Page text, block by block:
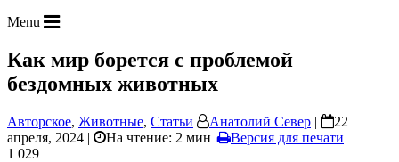
Menu
Как мир борется с проблемой
бездомных животных
Авторское, Животные, Статьи Анатолий Север |
22
апреля, 2024 |
На чтение: 2 мин |
Версия для печати
1 029